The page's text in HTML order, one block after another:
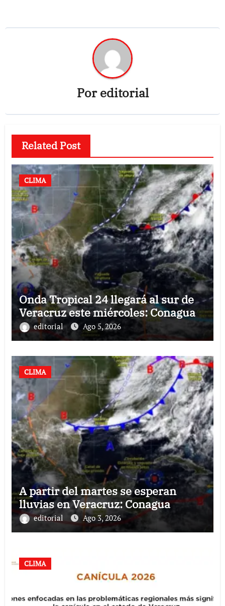
Poreditorial
Related Post
CLIMA
Onda Tropical 24 llegará al sur de
Veracruz este miércoles: Conagua
editorial Ago 5, 2026
CLIMA
A partir del martes se esperan
lluvias en Veracruz: Conagua
editorial Ago 3, 2026
CLIMA